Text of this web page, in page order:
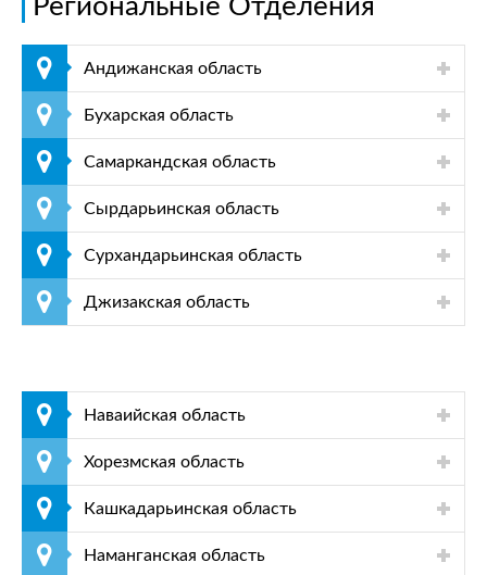
Региональные Отделения
Андижанская область
Бухарская область
Самаркандская область
Сырдарьинская область
Сурхандарьинская область
Джизакская область
Наваийская область
Хорезмская область
Кашкадарьинская область
Наманганская область